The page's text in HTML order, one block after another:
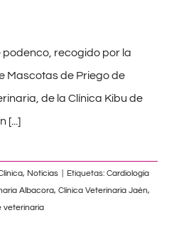
podenco, recogido por la
Mascotas de Priego de
de la Clínica Kibu de
[...]
, Noticias Etiquetas: Cardiología
Albacora, Clínica Veterinaria Jaén,
veterinaria